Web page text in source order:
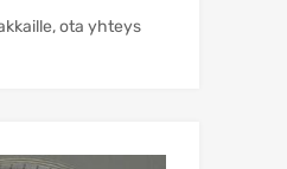
ota yhteys